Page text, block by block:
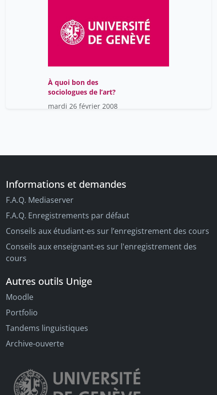
À quoi bon des
sociologues de l’art?
mardi 26 février 2008
Informations et demandes
F.A.Q. Mediaserver
F.A.Q. Enregistrements par défaut
Conseils aux étudiant-es sur l’enregistrement des cours
Conseils aux enseignant-es sur l'enregistrement des
cours
Autres outils Unige
Moodle
Portfolio
Tandems linguistiques
Archive-ouverte